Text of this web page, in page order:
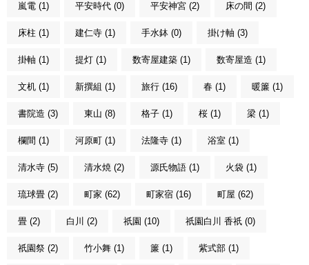
嵐電 (1) 平安時代 (0) 平安神宮 (2) 床の間 (2)
床柱 (1) 建仁寺 (1) 手水鉢 (0) 掛け軸 (3)
掛軸 (1) 提灯 (1) 数寄屋建築 (1) 数寄屋造 (1)
文机 (1) 新撰組 (1) 旅行 (16) 春 (1) 暖簾 (1)
書院造 (3) 東山 (8) 格子 (1) 桜 (1) 梁 (1)
欄間 (1) 河原町 (1) 法隆寺 (1) 浴室 (1)
清水寺 (5) 清水焼 (2) 源氏物語 (1) 火袋 (1)
琉球畳 (2) 町家 (62) 町家宿 (16) 町屋 (62)
畳 (2) 白川 (2) 祇園 (10) 祇園白川 香祇 (0)
祇園祭 (2) 竹小舞 (1) 簾 (1) 紫式部 (1)